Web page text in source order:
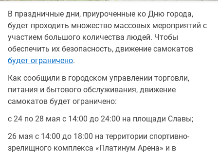
В праздничные дни, приуроченные ко Дню города,
будет проходить множество массовых мероприятий с
участием большого количества людей. Чтобы
обеспечить их безопасность, движение самокатов
будет ограничено.
Как сообщили в городском управлении торговли,
питания и бытового обслуживания, движение
самокатов будет ограничено:
с 24 по 28 мая с 14:00 до 24:00 на площади Славы;
26 мая с 14:00 до 18:00 на территории спортивно-
зрелищного комплекса «Платинум Арена» и в